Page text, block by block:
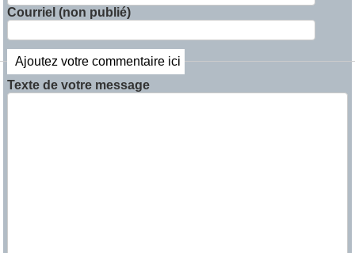
Courriel (non publié)
Ajoutez votre commentaire ici
Texte de votre message